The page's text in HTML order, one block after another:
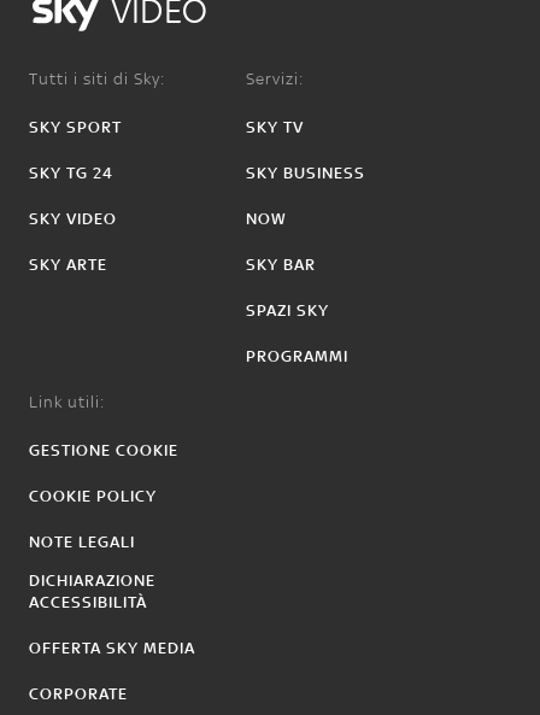
VIDEO
Tutti i siti di Sky:
SKY SPORT
SKY TG 24
SKY VIDEO
SKY ARTE
Servizi:
SKY TV
SKY BUSINESS
NOW
SKY BAR
SPAZI SKY
PROGRAMMI
Link utili:
GESTIONE COOKIE
COOKIE POLICY
NOTE LEGALI
DICHIARAZIONE
ACCESSIBILITÀ
OFFERTA SKY MEDIA
CORPORATE